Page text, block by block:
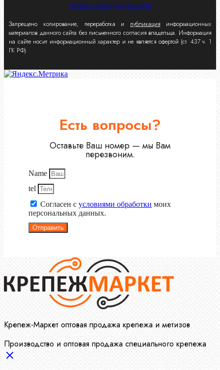
Политика конфиденциальности
Запрещено копирование, переработка и публикация информационных
материалов данного сайта без письменного согласия владельца. Информация
на сайте носит информационный характер и не является офертой (ст. 437 ч. 1
ГК РФ).
Есть вопросы?
Оставьте Ваш номер — мы Вам
перезвоним.
Name
tel
Согласен с условиями обработки моих
персональных данных.
Отправить
Крепеж-Маркет оптовая продажа крепежа и метизов
Производство и оптовая продажа специального крепежа